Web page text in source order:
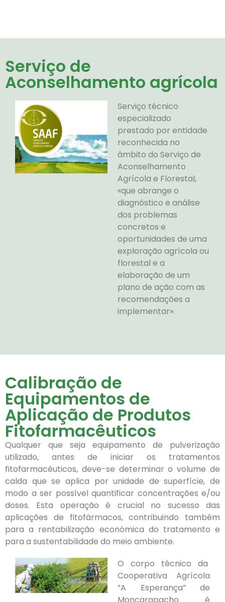
Serviço de
Aconselhamento agrícola
Serviço técnico
especializado
prestado por entidade
reconhecida no
âmbito do Serviço de
Aconselhamento
Agrícola e Florestal,
«que abrange o
diagnóstico e análise
dos problemas
concretos e
oportunidades de uma
exploração agrícola ou
florestal e a
elaboração de um
plano de ação com as
recomendações a
implementar».
Calibração de
Equipamentos de
Aplicação de Produtos
Fitofarmacêuticos
Qualquer que seja equipamento de pulverização
utilizado, antes de iniciar os tratamentos
fitofarmacêuticos, deve-se determinar o volume de
calda que se aplica por unidade de superfície, de
modo a ser possível quantificar concentrações e/ou
doses. Esta operação é crucial no sucesso das
aplicações de fitofármacos, contribuindo também
para a rentabilização económica do tratamento e
para a sustentabilidade do meio ambiente.
O corpo técnico da
Cooperativa Agrícola
“A Esperança” de